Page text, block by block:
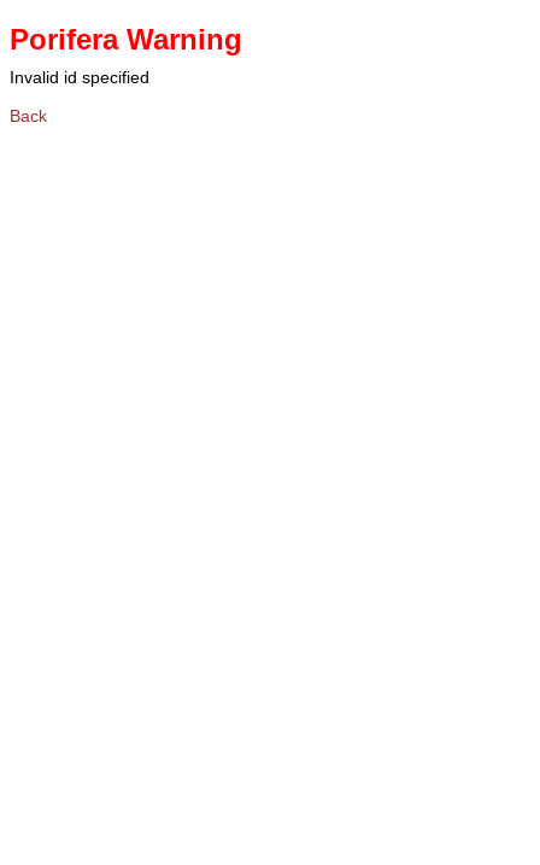
Porifera Warning
Invalid id specified
Back